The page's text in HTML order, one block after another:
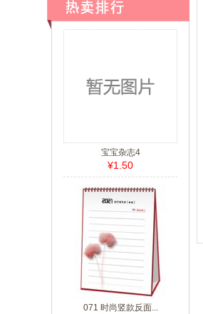
宝宝杂志4
¥1.50
071 时尚竖款反面...